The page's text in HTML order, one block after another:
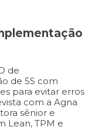
de
de 5S com
para evitar erros
com a Agna
sênior e
Lean, TPM e